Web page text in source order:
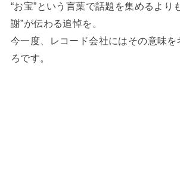
“お宝”という言葉で話題を集めるより
謝”が伝わる追悼を。
今一度、レコード会社にはその意味を
ろです。